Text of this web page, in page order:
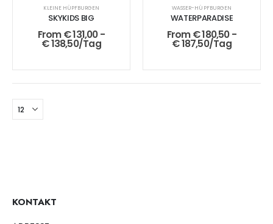
KLEINE HÜPFBURGEN
SKYKIDS BIG
From€131,00-
€138,50/Tag
WASSER-HÜPFBURGEN
WATERPARADISE
From€180,50-
€187,50/Tag
KONTAKT